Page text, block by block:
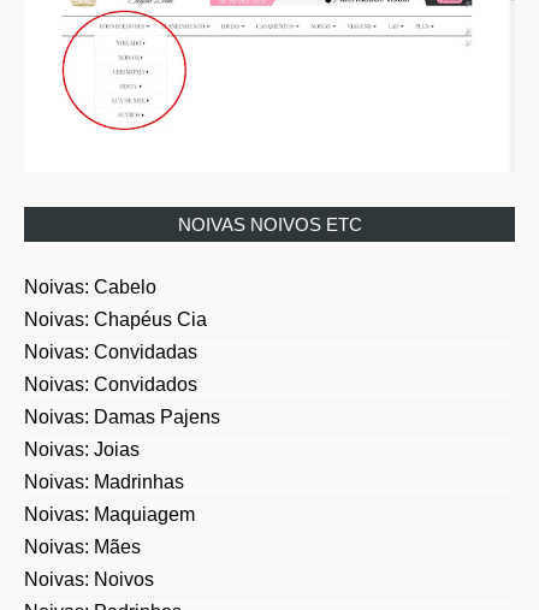
NOIVAS NOIVOS ETC
Noivas: Cabelo
Noivas: Chapéus Cia
Noivas: Convidadas
Noivas: Convidados
Noivas: Damas Pajens
Noivas: Joias
Noivas: Madrinhas
Noivas: Maquiagem
Noivas: Mães
Noivas: Noivos